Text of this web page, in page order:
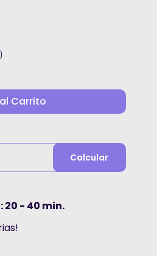
Carrito
Calcular
20 - 40 min.